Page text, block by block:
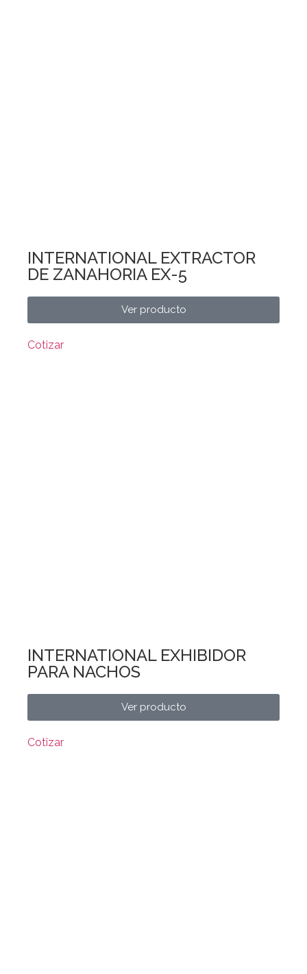
INTERNATIONAL EXTRACTOR
DE ZANAHORIA EX-5
Ver producto
Cotizar
INTERNATIONAL EXHIBIDOR
PARA NACHOS
Ver producto
Cotizar